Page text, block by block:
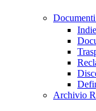
Archivio